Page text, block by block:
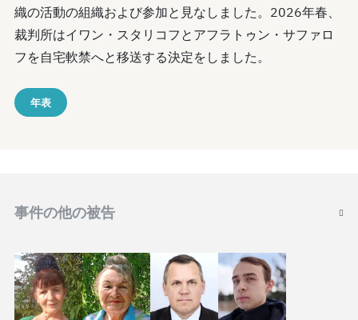
織の活動の組織および参加と見なしました。2026年春、
裁判所はイワン・スタリコフとアフラトゥン・サファロ
フを自宅軟禁へと移送する決定をしました。
年表
事件の他の被告